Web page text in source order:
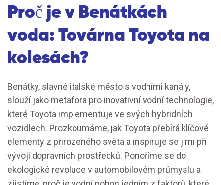
Proč je v Benátkách
voda: Továrna Toyota na
kolesách?
Benátky, slavné italské město s vodními kanály,
slouží jako metafora pro inovativní vodní technologie,
které Toyota implementuje ve svých hybridních
vozidlech. Prozkoumáme, jak Toyota přebírá klíčové
elementy z přirozeného světa a inspiruje se jimi při
vývoji dopravních prostředků. Ponoříme se do
ekologické revoluce v automobilovém průmyslu a